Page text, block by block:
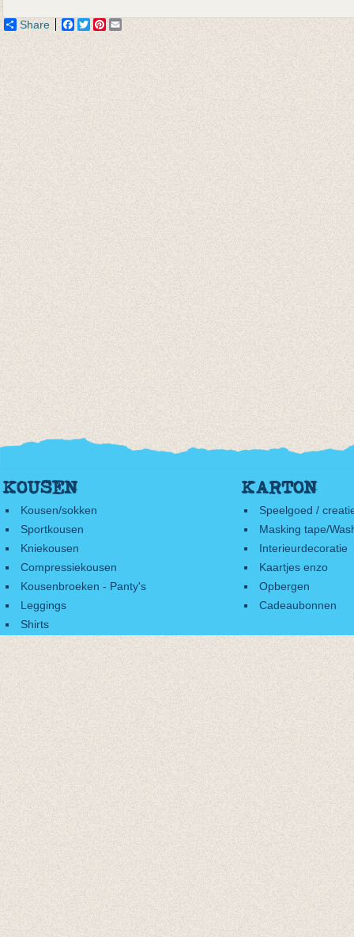
Share Facebook
TwitterPinterest
KOUSEN
Kousen/sokken
Sportkousen
Kniekousen
Compressiekousen
Kousenbroeken - Panty's
Leggings
Shirts
KARTON
Speelgoed /
Masking tape/
Interieurdecoratie
Kaartjes enzo
Opbergen
Cadeaubonnen